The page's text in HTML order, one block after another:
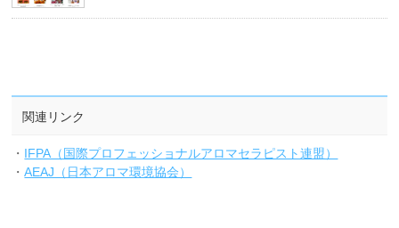
関連リンク
・ IFPA（国際プロフェッショナルアロマセラピスト連盟）
・AEAJ（日本アロマ環境協会）